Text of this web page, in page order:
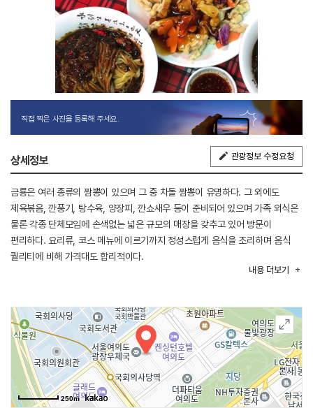
직접 찍은 사진을 등록해 주세요.
상세정보 관광정보 수정요청
금룡은 여러 종류의 짬뽕이 있으며 그 중 차돌 짬뽕이 유명하다. 그 외에도
제육볶음, 깐풍기, 탕수육, 양장피, 깐쇼새우 등이 준비되어 있으며 가족 외식은
물론 각종 단체모임에 손색없는 넓은 규모의 매장을 갖추고 있어 방문이
편리하다. 요리류, 코스 메뉴에 이르기까지 정성스럽게 음식을 조리하며 음식
퀄리티에 비해 가격대도 합리적이다.
내용 더보기
250m